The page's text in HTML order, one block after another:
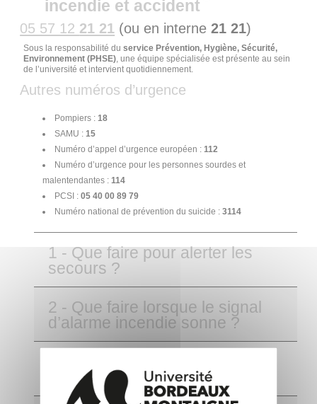
incendie et accident
05 57 12 21 21 (ou en interne21 21)
Sous la responsabilité duservice Prévention, Hygiène, Sécurité,
Environnement (PHSE), une équipe spécialisée est présente au sein
de l’université et intervient quotidiennement.
Autres numéros d’urgence
Pompiers :18
SAMU :15
Numéro d’appel d’urgence européen :112
Numéro d’urgence pour les personnes sourdes et
malentendantes :114
PCSI :05 40 00 89 79
Numéro national de prévention du suicide :3114
1 - Que faire pour alerter les
secours ?
2 - Que faire lorsque le signal
d’alarme incendie sonne ?
d’incendie ?